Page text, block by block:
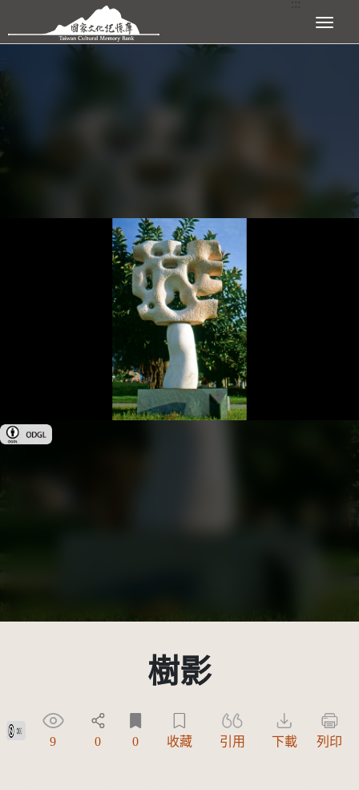
跳到主要內容區塊 展開選單
:::
政府資料開放授權條款-第1版(OGDL 1.0)
樹影
公眾領域貢獻宣告(CC0)
9 0 0 收藏 引用 下載 列印